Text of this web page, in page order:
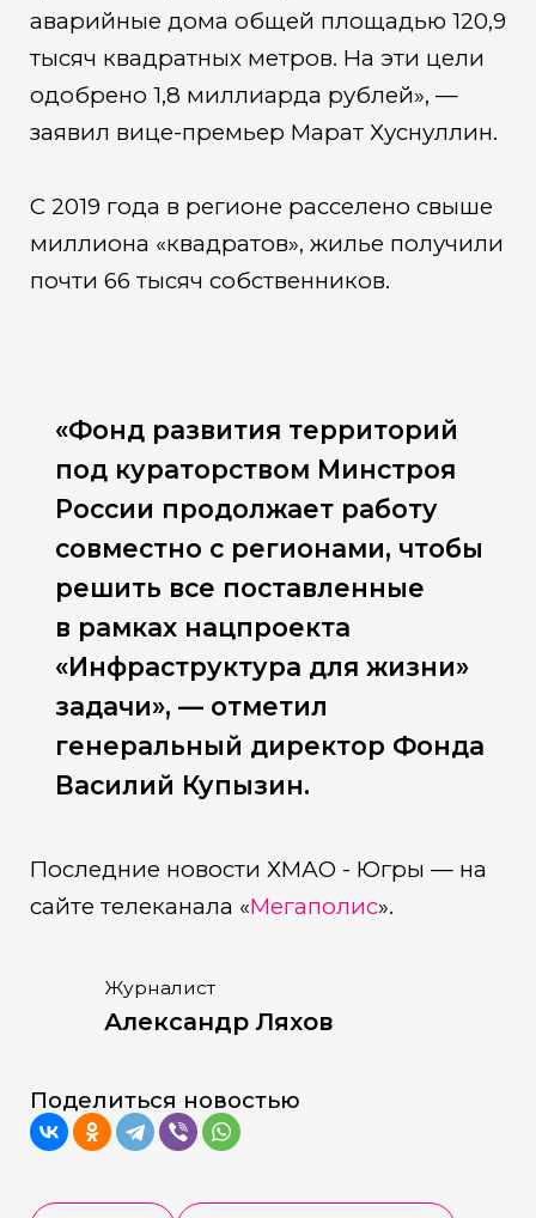
аварийные дома общей площадью 120,9
тысяч квадратных метров. На эти цели
одобрено 1,8 миллиарда рублей», —
заявил вице-премьер Марат Хуснуллин.
С 2019 года в регионе расселено свыше
миллиона «квадратов», жилье получили
почти 66 тысяч собственников.
«Фонд развития территорий
под кураторством Минстроя
России продолжает работу
совместно с регионами, чтобы
решить все поставленные
в рамках нацпроекта
«Инфраструктура для жизни»
задачи», — отметил
генеральный директор Фонда
Василий Купызин.
Последние новости ХМАО - Югры — на
сайте телеканала «Мегаполис».
Журналист
Александр Ляхов
Поделиться новостью